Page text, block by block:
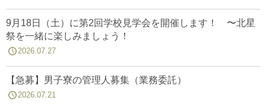
9月18日（土）に第2回学校見学会を開催します！ 〜北星
祭を一緒に楽しみましょう！
2026.07.27
【急募】男子寮の管理人募集（業務委託）
2026.07.21